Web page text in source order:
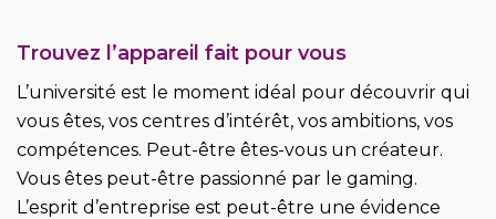
Trouvez l’appareil fait pour vous
L’université est le moment idéal pour découvrir qui
vous êtes, vos centres d’intérêt, vos ambitions, vos
compétences. Peut-être êtes-vous un créateur.
Vous êtes peut-être passionné par le gaming.
L’esprit d’entreprise est peut-être une évidence